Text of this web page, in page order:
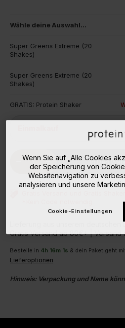
Wähle deine Auswahl...
Super Greens Extreme (20
Shakes)
Super Greens Extreme (20
Shakes)
GRATIS: Protein Shaker
add In Den
Lieferung aus unserem
Gratis Versand ab 80€+ | Versand
Bestelle in 4h 16m 0s & dein Paket geht
Lieferoptionen
Hinweis: Verpackung und Name
Wenn Sie auf „Alle Cookies
der Speicherung von
Websitenavigation zu
analysieren und unsere
Cookie-Einstellungen